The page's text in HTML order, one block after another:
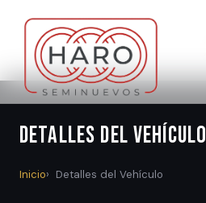
Detalles del Vehículo
Inicio Detalles del Vehículo